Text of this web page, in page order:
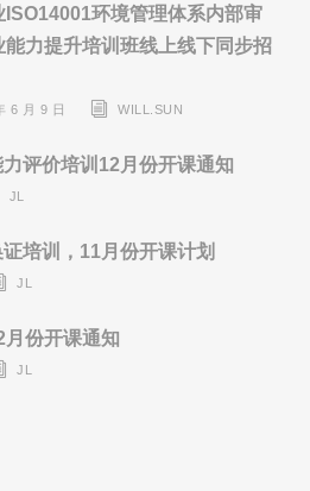
ISO14001环境管理体系内部审
能力提升培训班线上线下同步招
6 月 9 日 WILL.SUN
评价培训12月份开课通知
JL
培训，11月份开课计划
JL
份开课通知
JL